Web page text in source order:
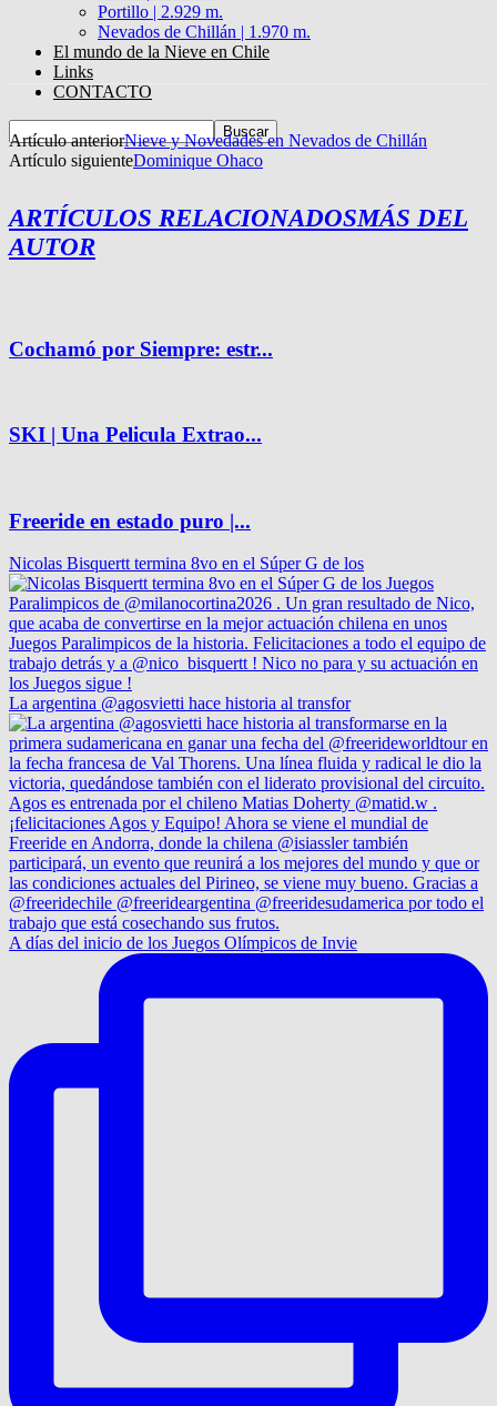
Portillo | 2.929 m.
Nevados de Chillán | 1.970 m.
El mundo de la Nieve en Chile
Links
CONTACTO
Artículo anteriorNieve y Novedades en Nevados de Chillán
Artículo siguienteDominique Ohaco
ARTÍCULOS RELACIONADOSMÁS DEL
AUTOR
Cochamó por Siempre: estr...
SKI | Una Pelicula Extrao...
Freeride en estado puro |...
Nicolas Bisquertt termina 8vo en el Súper G de los
La argentina @agosvietti hace historia al transfor
A días del inicio de los Juegos Olímpicos de Invie